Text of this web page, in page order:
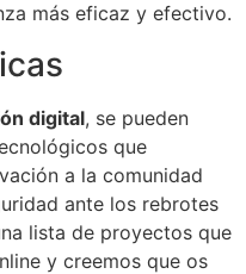
más eficaz y efectivo.
digital, se pueden
que
a la comunidad
ante los rebrotes
lista de proyectos que
y creemos que os